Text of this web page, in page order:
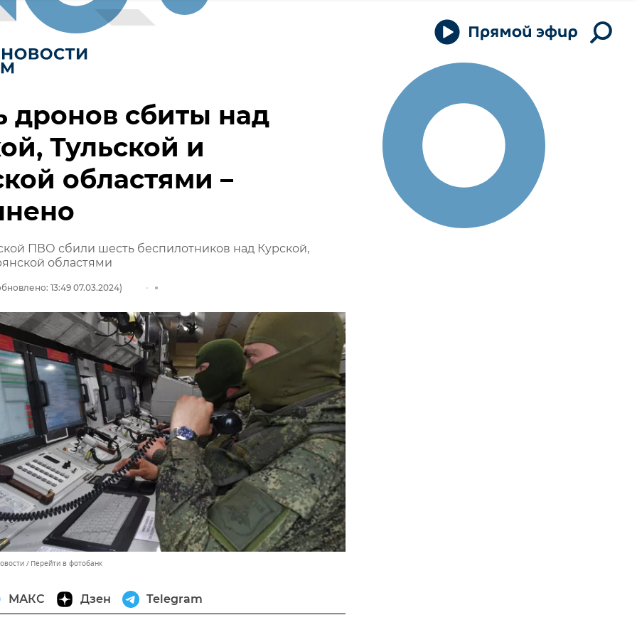
дронов сбиты над
Тульской и
областями –
ПВО сбили шесть беспилотников над Курской,
областями
13:49 07.03.2024)
Перейти в фотобанк
МАКС Дзен Telegram